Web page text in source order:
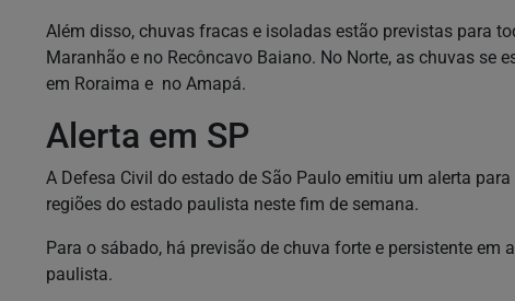
Além disso, chuvas fracas e isoladas estão previstas para
Maranhão e no Recôncavo Baiano. No Norte, as chuvas se
em Roraima e no Amapá.
Alerta em SP
A Defesa Civil do estado de São Paulo emitiu um alerta
regiões do estado paulista neste fim de semana.
Para o sábado, há previsão de chuva forte e persistente
paulista.